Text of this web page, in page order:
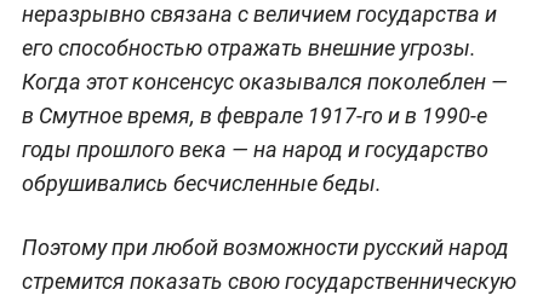
неразрывно связана с величием государства и
его способностью отражать внешние угрозы.
Когда этот консенсус оказывался поколеблен —
в Смутное время, в феврале 1917-го и в 1990-е
годы прошлого века — на народ и государство
обрушивались бесчисленные беды.
Поэтому при любой возможности русский народ
стремится показать свою государственническую